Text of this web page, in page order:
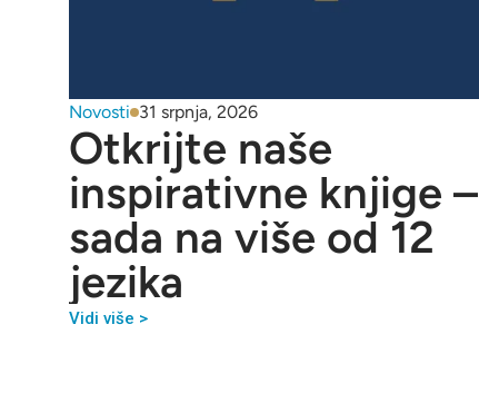
Novosti 31 srpnja, 2026
Otkrijte naše
inspirativne knjige –
sada na više od 12
jezika
Vidi više >